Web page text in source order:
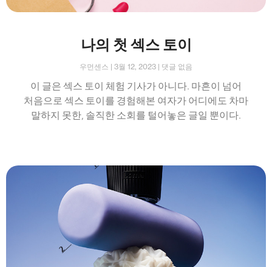
나의 첫 섹스 토이
우먼센스 3월 12, 2023 댓글 없음
이 글은 섹스 토이 체험 기사가 아니다. 마흔이 넘어
처음으로 섹스 토이를 경험해본 여자가 어디에도 차마
말하지 못한, 솔직한 소회를 털어놓은 글일 뿐이다.